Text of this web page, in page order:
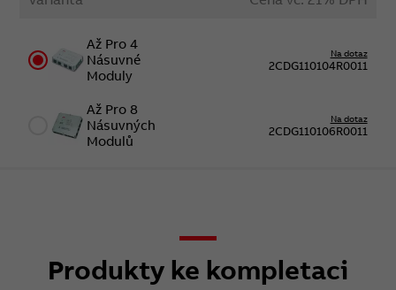
Až Pro 4
Násuvné
Moduly
Na dotaz
2CDG110104R0011
Až Pro 8
Násuvných
Modulů
Na dotaz
2CDG110106R0011
Produkty ke kompletaci